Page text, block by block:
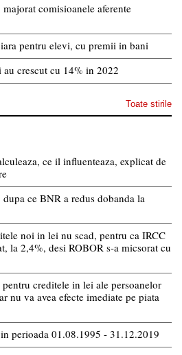
comisioanele aferente
pentru elevi, cu premii in bani
crescut cu 14% in 2022
Toate stirile
ce il influenteaza, explicat de
ce BNR a redus dobanda la
noi in lei nu scad, pentru ca IRCC
la 2,4%, desi ROBOR s-a micsorat cu
creditele in lei ale persoanelor
nu va avea efecte imediate pe piata
perioada 01.08.1995 - 31.12.2019